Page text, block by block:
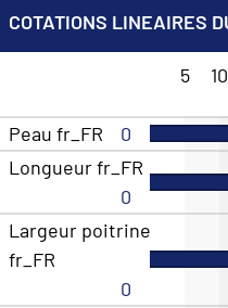
COTATIONS LINEAIRES
5 10
Peau fr_FR
0
Longueur fr_FR
0
Largeur poitrine
fr_FR
0